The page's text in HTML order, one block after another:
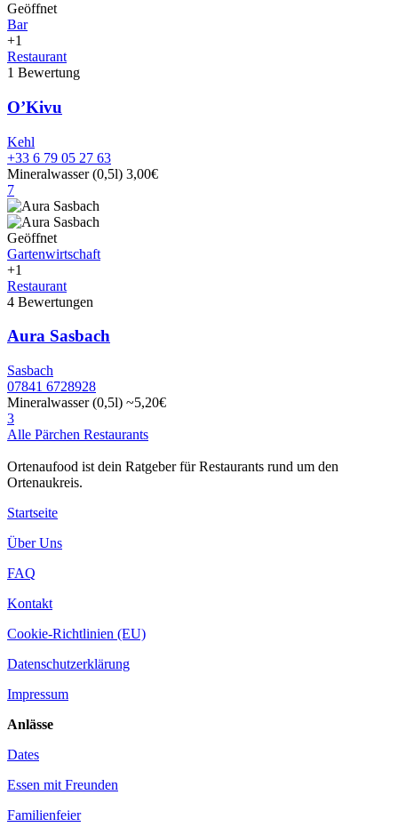
Geöffnet
Bar
+1
Restaurant
1 Bewertung
O’Kivu
Kehl
+33 6 79 05 27 63
Mineralwasser (0,5l) 3,00€
7
Geöffnet
Gartenwirtschaft
+1
Restaurant
4 Bewertungen
Aura Sasbach
Sasbach
07841 6728928
Mineralwasser (0,5l) ~5,20€
3
Alle Pärchen Restaurants
Ortenaufood ist dein Ratgeber für Restaurants rund um den
Ortenaukreis.
Startseite
Über Uns
FAQ
Kontakt
Cookie-Richtlinien (EU)
Datenschutzerklärung
Impressum
Anlässe
Dates
Essen mit Freunden
Familienfeier